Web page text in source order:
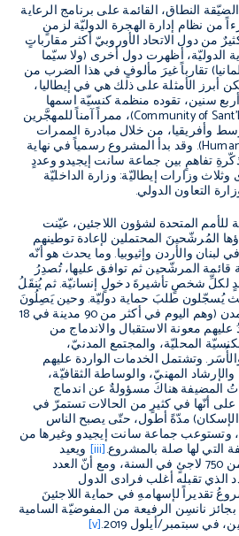
الضيّقة النطاق، القائمة على برنامج الرعاية
من نظام إدارة الهجرة الدوليّة لزمنٍ
من دول الاتحاد الأوروبيّ أكثر مقارباتٍ
الدوليّة، أظهرت دول أخرى (ولا سيّما
)تقارباً غيرَ مألوفٍ في هذا الضرب من
أبرز الأمثلة على ذلك هي في إيطاليا،
سنين، تقوده منظمة كنسيّة اسمها
Community of
)، ممراً آمناً للمهجَّرين
وأفريقيا، من خلال مبادرة الممرات
). وقد بدأ المشروع رسمياً في نهاية
تفاهمٍ بين جماعة سانت إيجيدو وعددٍ
وثلاث وزارات إيطاليّة: وزارة الداخليّة
التعاون الدولي.
المتحدة لشؤون اللاجئين، عيّنت
المُرشّحينَ المحتملين لإعادة توطينهم
والأردن وإثيوبيا. وما يحدث هو أنّه
قائمة المرشّحين ثم توافق عليها، تُصدِرُ
لكلِّ شخصٍ تأشيرةَ دخولٍ إنسانيّة. ثم يُنقَلُ
حيث يُسجّلون طلبَ حماية دوليّة. وحين يَصِلُونَ
إلى إيطاليا، ينتشرون في المدن (وهم اليوم في أكثر من 90 مدينة في 18
معونة الاستقبال والاندماج من
المحليّة، والمجتمع المدنيّ،
وتشتمل الخدمات الواردة عليهم
المهنيّ، والوساطة الثقافيّة،
المضيفة هناكَ مسؤولةٌ عن اندماج
على أنّها في كثيرٍ من الحالات تستمرّ في
مدّةً أطول، حتّى يصبح الناس
وتستوعب جماعة سانت إيجيدو وغيرها من
التي لها صلة بالمشروع.[iii] ويعيد
المشروع اليومَ توطينَ نحوٍ من 750 لاجئٍ في السنة، ومع أنّ العدد
الذي تقبله أغلب فرادى الدول
تقديراً لإسهامهِ في حماية اللاجئينَ
بجائز نانسِن الرفيعة من المفوضيّة السامية
في سبتمبر/أيلول 2019.
[v]